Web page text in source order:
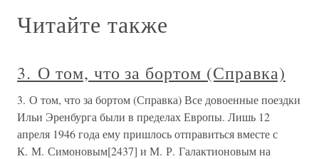
Читайте также
3. О том, что за бортом (Справка)
3. О том, что за бортом (Справка) Все довоенные поездки
Ильи Эренбурга были в пределах Европы. Лишь 12
апреля 1946 года ему пришлось отправиться вместе с
К. М. Симоновым[2437] и М. Р. Галактионовым на